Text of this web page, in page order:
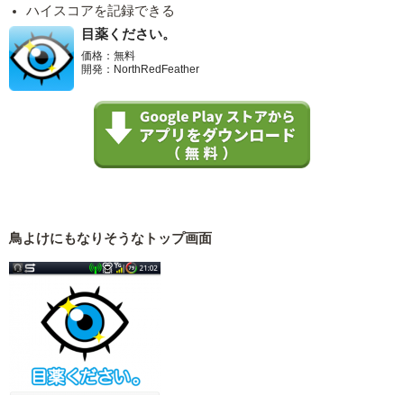
ハイスコアを記録できる
目薬ください。
価格：無料
開発：NorthRedFeather
鳥よけにもなりそうなトップ画面